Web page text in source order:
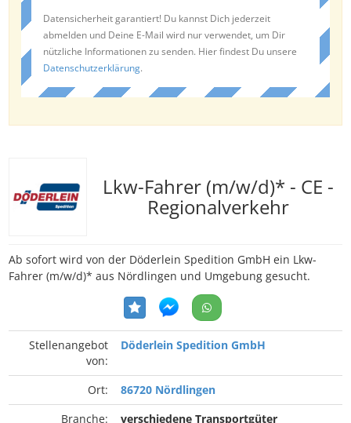
Datensicherheit garantiert! Du kannst Dich jederzeit
abmelden und Deine E-Mail wird nur verwendet, um Dir
nützliche Informationen zu senden. Hier findest Du unsere
Datenschutzerklärung.
Lkw-Fahrer (m/w/d)* - CE -
Regionalverkehr
Ab sofort wird von der Döderlein Spedition GmbH ein Lkw-
Fahrer (m/w/d)* aus Nördlingen und Umgebung gesucht.
Stellenangebot
von:
Döderlein Spedition GmbH
Ort:
86720 Nördlingen
Branche:
verschiedene Transportgüter